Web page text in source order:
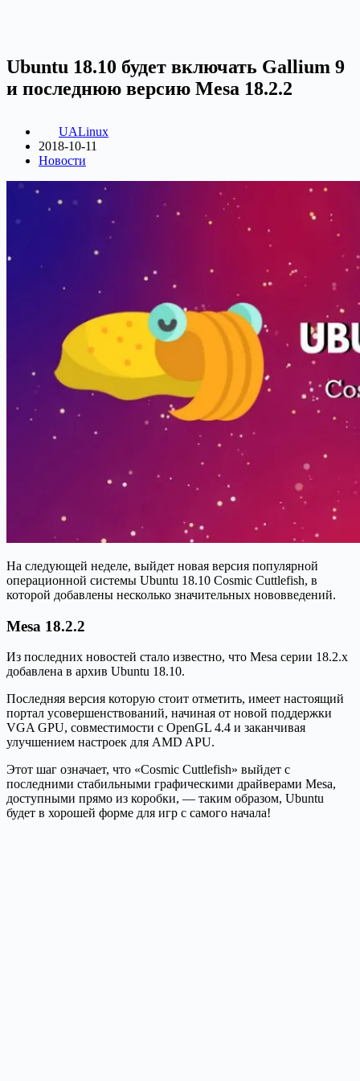
Ubuntu 18.10 будет включать Gallium 9
и последнюю версию Mesa 18.2.2
UALinux
2018-10-11
Новости
На следующей неделе, выйдет новая версия популярной
операционной системы Ubuntu 18.10 Cosmic Cuttlefish, в
которой добавлены несколько значительных нововведений.
Mesa 18.2.2
Из последних новостей стало известно, что Mesa серии 18.2.x
добавлена в архив Ubuntu 18.10.
Последняя версия которую стоит отметить, имеет настоящий
портал усовершенствований, начиная от новой поддержки
VGA GPU, совместимости с OpenGL 4.4 и заканчивая
улучшением настроек для AMD APU.
Этот шаг означает, что «Cosmic Cuttlefish» выйдет с
последними стабильными графическими драйверами Mesa,
доступными прямо из коробки, — таким образом, Ubuntu
будет в хорошей форме для игр с самого начала!